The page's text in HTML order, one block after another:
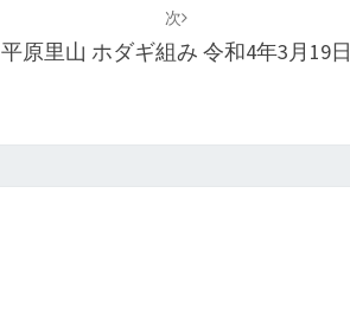
次
平原里山 ホダギ組み 令和4年3月19日